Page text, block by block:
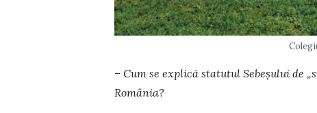
– Cum se ex­plică statutul Se­be­șului de
Româ­nia?